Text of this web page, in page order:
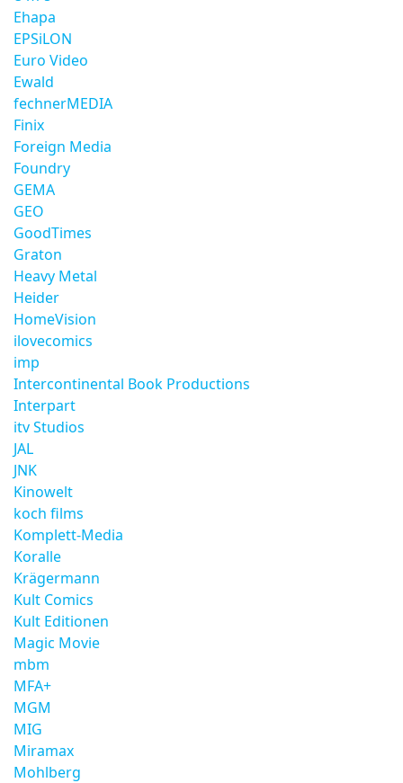
Ehapa
EPSiLON
Euro Video
Ewald
fechnerMEDIA
Finix
Foreign Media
Foundry
GEMA
GEO
GoodTimes
Graton
Heavy Metal
Heider
HomeVision
ilovecomics
imp
Intercontinental Book Productions
Interpart
itv Studios
JAL
JNK
Kinowelt
koch films
Komplett-Media
Koralle
Krägermann
Kult Comics
Kult Editionen
Magic Movie
mbm
MFA+
MGM
MIG
Miramax
Mohlberg